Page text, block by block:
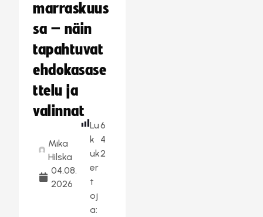
marraskuus
sa – näin
tapahtuvat
ehdokasase
ttelu ja
valinnat
Mika
Hilska
04.08.
2026
Lu
k
uk
er
t
oj
a:
6
4
2